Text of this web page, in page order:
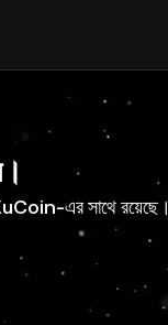
এর সাথে রয়েছে।